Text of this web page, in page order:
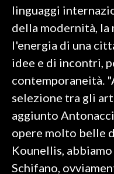
3 MINUTI CON
INSULARITÀ
INFO AZIENDE
NECROLOGI
PUBBLICITÀ
linguaggi
della modernità, la
l'energia di una
idee e di incontri,
contemporaneità.
selezione tra gli
aggiunto
opere molto belle
Kounellis,
Schifano,